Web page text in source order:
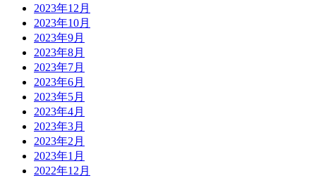
2023年12月
2023年10月
2023年9月
2023年8月
2023年7月
2023年6月
2023年5月
2023年4月
2023年3月
2023年2月
2023年1月
2022年12月